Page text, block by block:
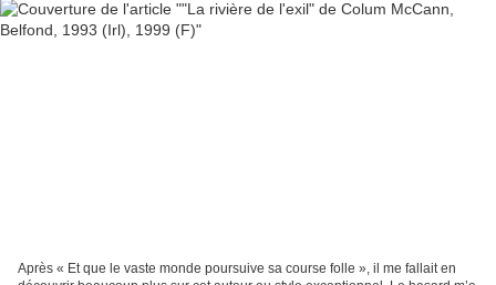
Après « Et que le vaste monde poursuive sa course folle », il me fallait en